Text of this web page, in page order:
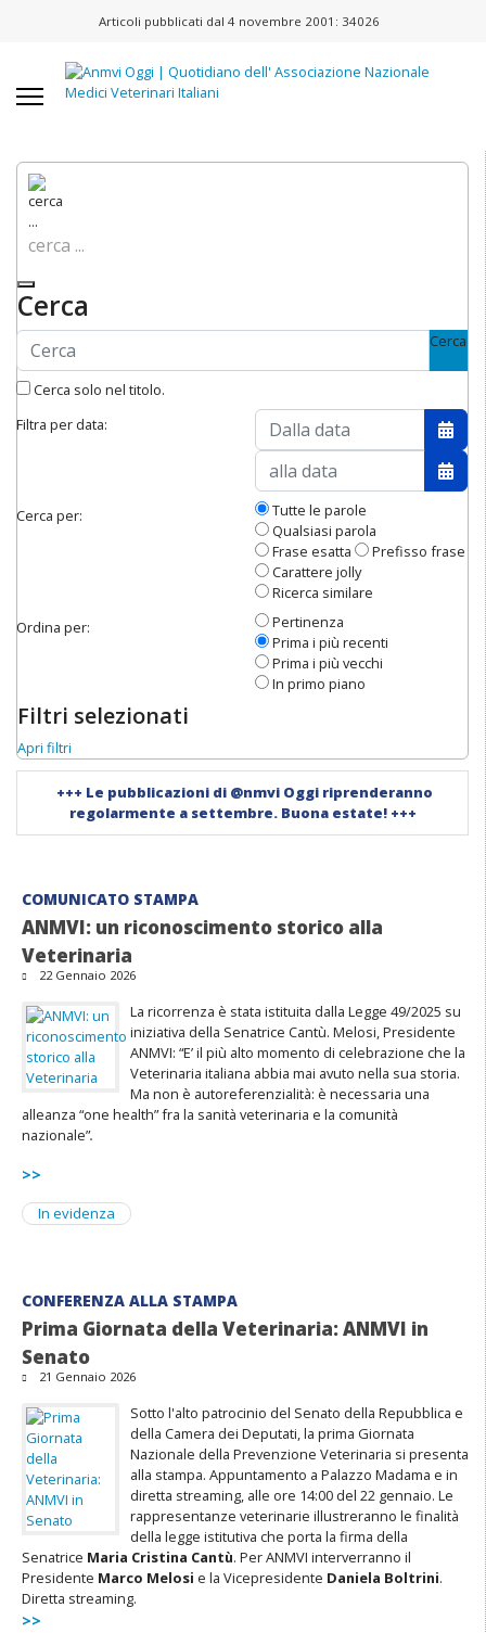
Articoli pubblicati dal 4 novembre 2001: 34026
cerca ...
Cerca
Cerca
Cerca solo nel titolo.
Filtra per data:
Apri
Cerca per:
Tutte le parole
Qualsiasi parola
Frase esatta
Prefisso frase
Carattere jolly
Ricerca similare
Ordina per:
Pertinenza
Prima i più recenti
Prima i più vecchi
In primo piano
Filtri selezionati
Apri filtri
+++ Le pubblicazioni di @nmvi Oggi riprenderanno
regolarmente a settembre. Buona estate! +++
COMUNICATO STAMPA
ANMVI: un riconoscimento storico alla
Veterinaria
22 Gennaio 2026
La ricorrenza è stata istituita dalla Legge 49/2025 su
iniziativa della Senatrice Cantù. Melosi, Presidente
ANMVI: “E’ il più alto momento di celebrazione che la
Veterinaria italiana abbia mai avuto nella sua storia.
Ma non è autoreferenzialità: è necessaria una
alleanza “one health” fra la sanità veterinaria e la comunità
nazionale”.
>>
In evidenza
CONFERENZA ALLA STAMPA
Prima Giornata della Veterinaria: ANMVI in
Senato
21 Gennaio 2026
Sotto l'alto patrocinio del Senato della Repubblica e
della Camera dei Deputati, la prima Giornata
Nazionale della Prevenzione Veterinaria si presenta
alla stampa. Appuntamento a Palazzo Madama e in
diretta streaming, alle ore 14:00 del 22 gennaio. Le
rappresentanze veterinarie illustreranno le finalità
della legge istitutiva che porta la firma della
Senatrice Maria Cristina Cantù. Per ANMVI interverranno il
Presidente Marco Melosi e la Vicepresidente Daniela Boltrini.
Diretta streaming.
>>